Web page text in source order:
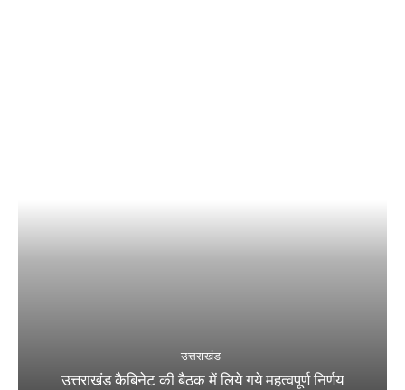
उत्तराखंड
उत्तराखंड कैबिनेट की बैठक में लिये गये महत्वपूर्ण निर्णय